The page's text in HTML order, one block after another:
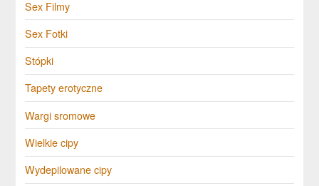
Sex Filmy
Sex Fotki
Stópki
Tapety erotyczne
Wargi sromowe
Wielkie cipy
Wydepilowane cipy